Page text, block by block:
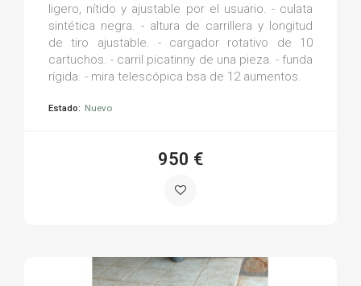
ligero, nítido y ajustable por el usuario. - culata
sintética negra. - altura de carrillera y longitud
de tiro ajustable. - cargador rotativo de 10
cartuchos. - carril picatinny de una pieza. - funda
rígida. - mira telescópica bsa de 12 aumentos.
Estado: Nuevo
950 €